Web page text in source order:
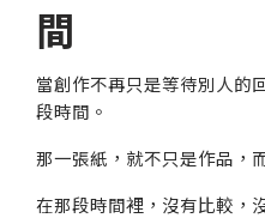
間
當創作不再只是等待別人的
段時間。
那一張紙，就不只是作品，
在那段時間裡，沒有比較，